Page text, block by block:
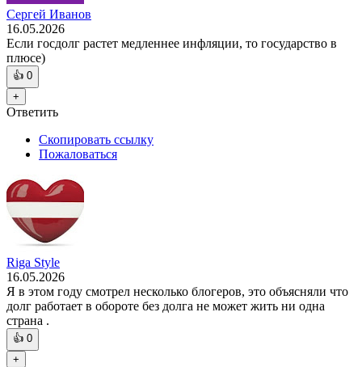
Сергей Иванов
16.05.2026
Если госдолг растет медленнее инфляции, то государство в
плюсе)
👍 0
+
Ответить
Скопировать ссылку
Пожаловаться
Riga Style
16.05.2026
Я в этом году смотрел несколько блогеров, это объясняли что
долг работает в обороте без долга не может жить ни одна
страна .
👍 0
+